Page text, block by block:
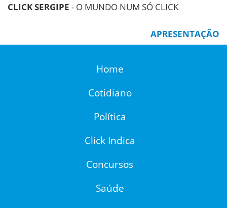
CLICK SERGIPE - O MUNDO NUM SÓ CLICK
APRESENTAÇÃO
Home
Cotidiano
Política
Click Indica
Concursos
Saúde